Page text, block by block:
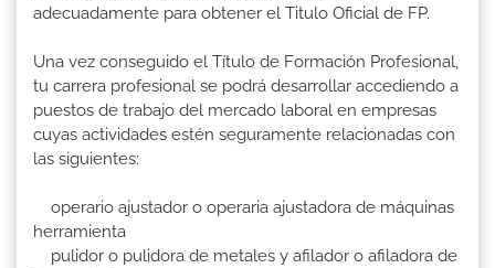
adecuadamente para obtener el Titulo Oficial de FP.
Una vez conseguido el Título de Formación Profesional,
tu carrera profesional se podrá desarrollar accediendo a
puestos de trabajo del mercado laboral en empresas
cuyas actividades estén seguramente relacionadas con
las siguientes:
operario ajustador o operaria ajustadora de máquinas
herramienta
pulidor o pulidora de metales y afilador o afiladora de